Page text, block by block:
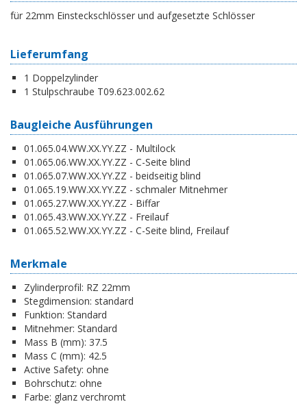
für 22mm Einsteckschlösser und aufgesetzte Schlösser
Lieferumfang
1 Doppelzylinder
1 Stulpschraube T09.623.002.62
Baugleiche Ausführungen
01.065.04.WW.XX.YY.ZZ - Multilock
01.065.06.WW.XX.YY.ZZ - C-Seite blind
01.065.07.WW.XX.YY.ZZ - beidseitig blind
01.065.19.WW.XX.YY.ZZ - schmaler Mitnehmer
01.065.27.WW.XX.YY.ZZ - Biffar
01.065.43.WW.XX.YY.ZZ - Freilauf
01.065.52.WW.XX.YY.ZZ - C-Seite blind, Freilauf
Merkmale
Zylinderprofil: RZ 22mm
Stegdimension: standard
Funktion: Standard
Mitnehmer: Standard
Mass B (mm): 37.5
Mass C (mm): 42.5
Active Safety: ohne
Bohrschutz: ohne
Farbe: glanz verchromt